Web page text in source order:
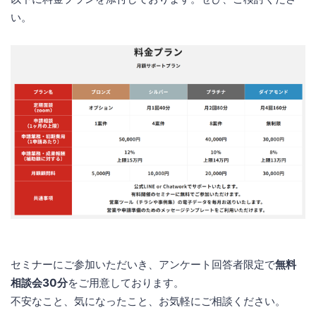
い。
セミナーにご参加いただいき、アンケート回答者限定で無料
相談会30分をご用意しております。
不安なこと、気になったこと、お気軽にご相談ください。